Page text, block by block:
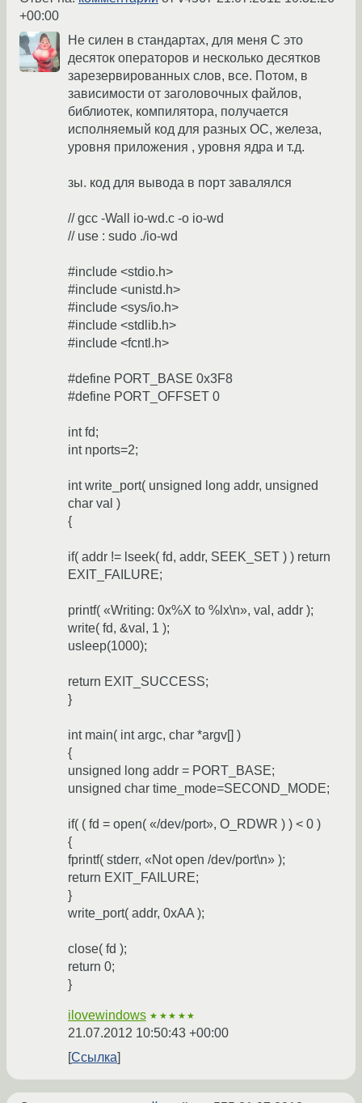
+00:00
Не силен в стандартах, для меня С это
десяток операторов и несколько десятков
зарезервированных слов, все. Потом, в
зависимости от заголовочных файлов,
библиотек, компилятора, получается
исполняемый код для разных ОС, железа,
уровня приложения , уровня ядра и т.д.
зы. код для вывода в порт завалялся
// gcc -Wall io-wd.c -o io-wd
// use : sudo ./io-wd
#include <stdio.h>
#include <unistd.h>
#include <sys/io.h>
#include <stdlib.h>
#include <fcntl.h>
#define PORT_BASE 0x3F8
#define PORT_OFFSET 0
int fd;
int nports=2;
int write_port( unsigned long addr, unsigned
char val )
{
if( addr != lseek( fd, addr, SEEK_SET ) ) return
EXIT_FAILURE;
printf( «Writing: 0x%X to %lx\n», val, addr );
write( fd, &val, 1 );
usleep(1000);
return EXIT_SUCCESS;
}
int main( int argc, char *argv[] )
{
unsigned long addr = PORT_BASE;
unsigned char time_mode=SECOND_MODE;
if( ( fd = open( «/dev/port», O_RDWR ) ) < 0 )
{
fprintf( stderr, «Not open /dev/port\n» );
return EXIT_FAILURE;
}
write_port( addr, 0xAA );
close( fd );
return 0;
}
ilovewindows ★★★★★
21.07.2012 10:50:43 +00:00
Ссылка